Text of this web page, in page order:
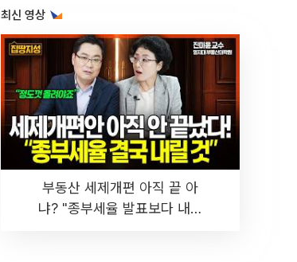
최신 영상
부동산 세제개편 아직 끝 아
냐? "종부세율 발표보다 내릴